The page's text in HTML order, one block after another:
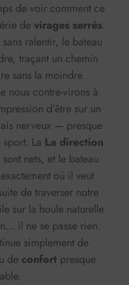
de voir comment ce
devirages serrés.
ralentir, le bateau
traçant un chemin
sans la moindre
nous contre-virons à
d’être sur un
nerveux — presque
La La direction
nets, et le bateau
où il veut
de traverser notre
sur la houle naturelle
il ne se passe rien.
simplement de
de confort presque